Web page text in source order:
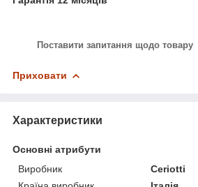
Поставити запитання щодо товару
Приховати
Характеристики
Основні атрибути
Виробник
Ceriotti